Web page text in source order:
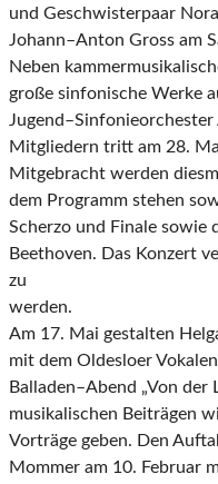
und Geschwisterpaar Nora
Johann–Anton Gross am
Neben
große sinfonische Werke
Jugend–Sinfonieorchester
Mitgliedern tritt am 28.
Mitgebracht werden
dem Programm stehen
Scherzo und Finale sowie
Beethoven. Das Konzert
zu
werden.
Am 17. Mai gestalten
mit dem Oldesloer
Balladen–Abend „Von der
musikalischen Beiträgen
Vorträge geben. Den
Mommer am 10. Februar